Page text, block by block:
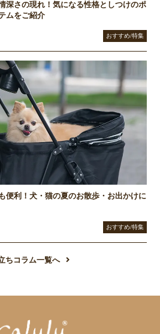
深さの現れ！気になる性格としつけのポ
ムをご紹介
おすすめ/特集
便利！犬・猫の夏のお散歩・お出かけに
おすすめ/特集
ちコラム一覧へ